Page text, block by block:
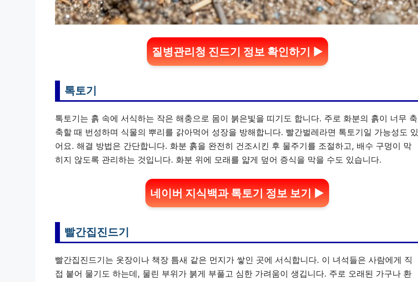
질병관리청 진드기 정보 확인하기 ▶
톡토기
톡토기는 흙 속에 서식하는 작은 해충으로 몸이 붉은빛을 띠기도 합니다. 주로 화분의 흙이 너무 축
축할 때 번성하며 식물의 뿌리를 갉아먹어 성장을 방해합니다. 빨간벌레라면 톡토기일 가능성도 있
어요. 해결 방법은 간단합니다. 화분 흙을 완전히 건조시킨 후 물주기를 조절하고, 배수 구멍이 막
히지 않도록 관리하는 것입니다. 화분 위에 모래를 얇게 덮어 증식을 막을 수도 있습니다.
네이버 지식백과 톡토기 정보 보기 ▶
빨간집진드기
빨간집진드기는 옷장이나 책장 틈새 같은 먼지가 쌓인 곳에 서식합니다. 이 녀석들은 사람에게 직
접 붙어 물기도 하는데, 물린 부위가 붉게 부풀고 심한 가려움이 생깁니다. 주로 오래된 가구나 환